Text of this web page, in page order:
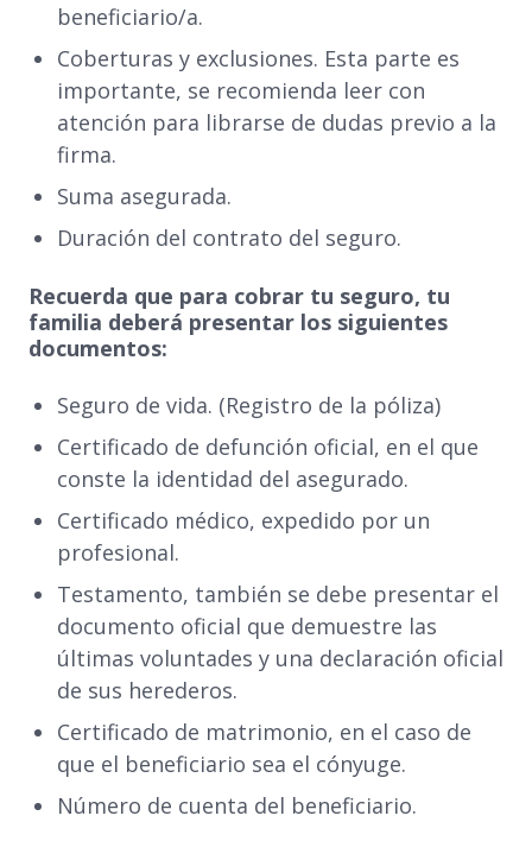
beneficiario/a.
Coberturas y exclusiones. Esta parte es
importante, se recomienda leer con
atención para librarse de dudas previo a la
firma.
Suma asegurada.
Duración del contrato del seguro.
Recuerda que para cobrar tu seguro, tu
familia deberá presentar los siguientes
documentos:
Seguro de vida. (Registro de la póliza)
Certificado de defunción oficial, en el que
conste la identidad del asegurado.
Certificado médico, expedido por un
profesional.
Testamento, también se debe presentar el
documento oficial que demuestre las
últimas voluntades y una declaración oficial
de sus herederos.
Certificado de matrimonio, en el caso de
que el beneficiario sea el cónyuge.
Número de cuenta del beneficiario.